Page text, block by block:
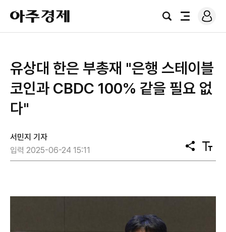
아
주
경
검
전
로
그
유상대 한은 부총재 "은행 스테이블
코인과 CBDC 100% 같을 필요 없
다"
서민지 기자
입력 2025-06-24 15:11
공
유
텍
스